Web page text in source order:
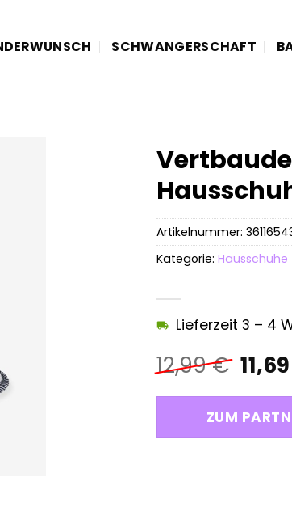
SCHWANGERSCHAFT
12,99€
Preis
war:
11,69
Lieferzeit 3 – 4
ZUM
Artikelnummer:
Kategorie: Hausschuhe